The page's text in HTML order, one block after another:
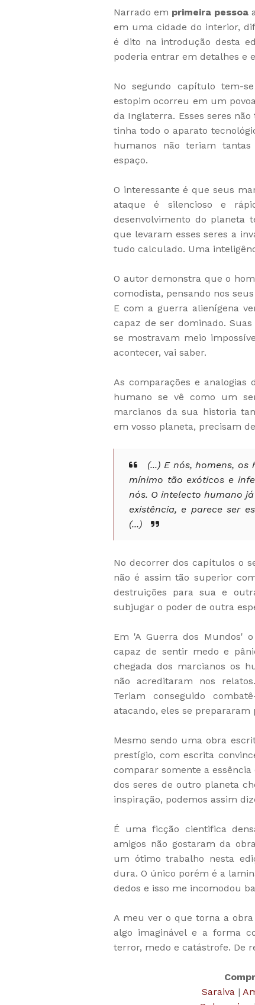
Narrado em primeira pessoa
em uma cidade do interior,
é dito na introdução desta
poderia entrar em detalhes e
No segundo capítulo tem-
estopim ocorreu em um
da Inglaterra. Esses seres
tinha todo o aparato
humanos não teriam
espaço.
O interessante é que seus
ataque é silencioso e
desenvolvimento do planeta
que levaram esses seres a
tudo calculado. Uma
O autor demonstra que o
comodista, pensando nos
E com a guerra alienígena
capaz de ser dominado.
se mostravam meio
acontecer, vai saber.
As comparações e
humano se vê como um
marcianos da sua historia
em vosso planeta, precisam
(...) E nós, homens,
mínimo tão exóticos e
nós. O intelecto humano
existência, e parece ser
(...)
No decorrer dos capítulos o
não é assim tão superior
destruições para sua e
subjugar o poder de outra
Em 'A Guerra dos Mundos'
capaz de sentir medo e
chegada dos marcianos os
não acreditaram nos
Teriam conseguido
atacando, eles se prepararam
Mesmo sendo uma obra
prestígio, com escrita
comparar somente a
dos seres de outro planeta
inspiração, podemos assim
É uma ficção cientifica
amigos não gostaram da
um ótimo trabalho nesta
dura. O único porém é a
dedos e isso me incomodou
A meu ver o que torna a
algo imaginável e a forma
terror, medo e catástrofe. De
Saraiva |